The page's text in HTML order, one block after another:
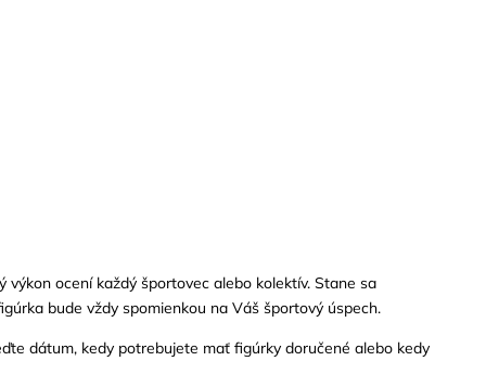
výkon ocení každý športovec alebo kolektív. Stane sa
bude vždy spomienkou na Váš športový úspech.
dátum, kedy potrebujete mať figúrky doručené alebo kedy